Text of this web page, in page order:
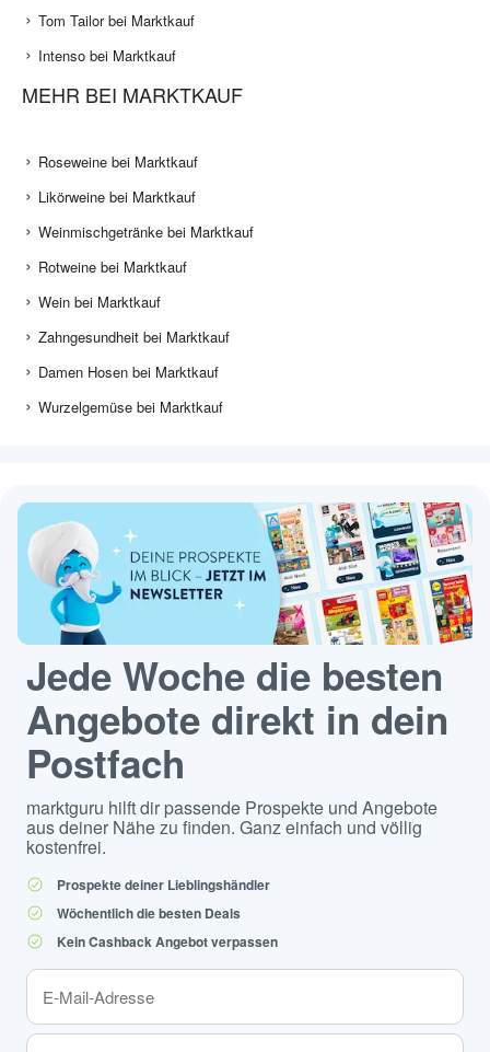
Tom Tailor bei Marktkauf
Intenso bei Marktkauf
MEHR BEI MARKTKAUF
Roseweine bei Marktkauf
Likörweine bei Marktkauf
Weinmischgetränke bei Marktkauf
Rotweine bei Marktkauf
Wein bei Marktkauf
Zahngesundheit bei Marktkauf
Damen Hosen bei Marktkauf
Wurzelgemüse bei Marktkauf
Jede Woche die besten
Angebote direkt in dein
Postfach
marktguru hilft dir passende Prospekte und Angebote
aus deiner Nähe zu finden. Ganz einfach und völlig
kostenfrei.
Prospekte deiner Lieblingshändler
Wöchentlich die besten Deals
Kein Cashback Angebot verpassen